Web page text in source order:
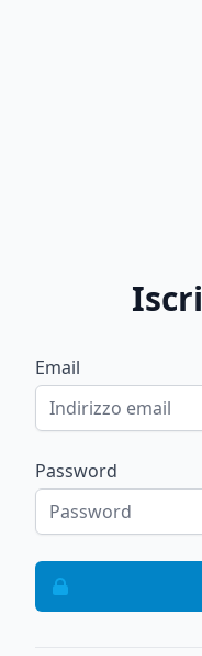
Email
Password